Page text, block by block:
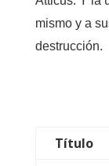
mismo y a
destrucción.
Título